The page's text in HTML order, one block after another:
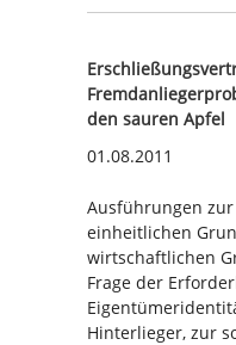
den sauren Apfel
01.08.2011
Ausführungen
einheitlichen
wirtschaftlichen
Frage der
Hinterlieger, zur